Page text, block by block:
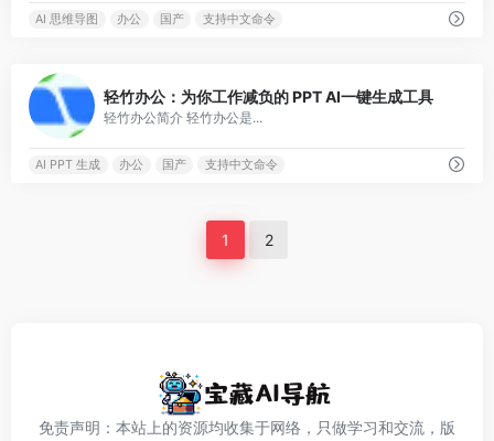
AI 思维导图 办公 国产 支持中文命令
轻竹办公：为你工作减负的 PPT AI一键生成工具
轻竹办公简介 轻竹办公是...
AI PPT 生成 办公 国产 支持中文命令
1 2
免责声明：本站上的资源均收集于网络，只做学习和交流，版